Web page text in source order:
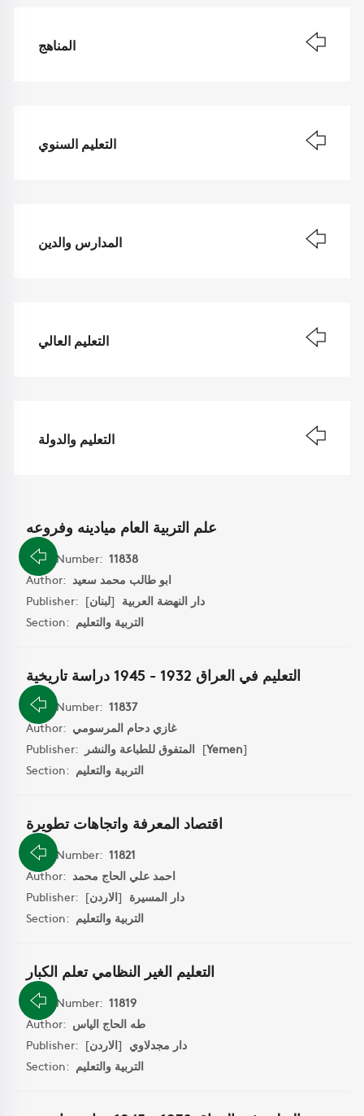
المناهج
التعليم السنوي
المدارس والدين
التعليم العالي
التعليم والدولة
علم التربية العام ميادينه وفروعه
Book Number: 11838
Author: ابو طالب محمد سعيد
Publisher:
دار النهضة العربية [لبنان]
Section: التربية والتعليم
التعليم في العراق 1932 - 1945 دراسة تاريخية
Book Number: 11837
Author: غازي دحام المرسومي
Publisher: المتفوق للطباعة والنشر [Yemen]
Section: التربية والتعليم
اقتصاد المعرفة واتجاهات تطويرة
Book Number: 11821
Author: احمد علي الحاج محمد
Publisher:
دار المسيرة [الاردن]
Section: التربية والتعليم
التعليم الغير النظامي تعلم الكبار
Book Number: 11819
Author: طه الحاج الياس
Publisher:
دار مجدلاوي [الاردن]
Section: التربية والتعليم